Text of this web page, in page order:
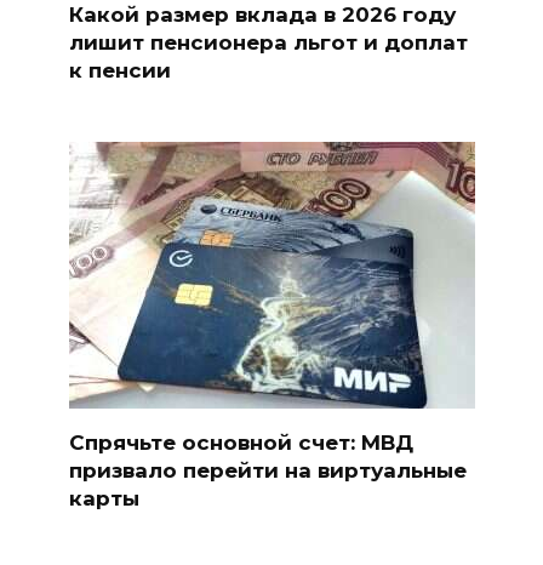
Какой размер вклада в 2026 году
лишит пенсионера льгот и доплат
к пенсии
Спрячьте основной счет: МВД
призвало перейти на виртуальные
карты